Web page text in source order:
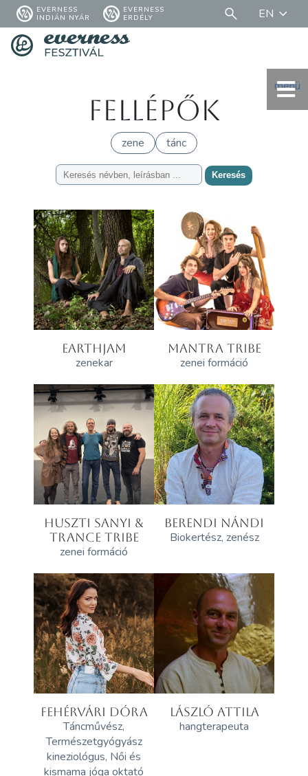
EVERNESS
INDIÁN NYÁR
EVERNESS
ERDÉLY
EN
menü
Fellépők
zene tánc
Keresés
EARTHJAM
zenekar
MANTRA TRIBE
zenei formáció
HUSZTI SANYI &
TRANCE TRIBE
zenei formáció
BERENDI NÁNDI
Biokertész, zenész
FEHÉRVÁRI DÓRA
Táncművész,
Természetgyógyász
kineziológus, Női és
kismama jóga oktató
LÁSZLÓ ATTILA
hangterapeuta